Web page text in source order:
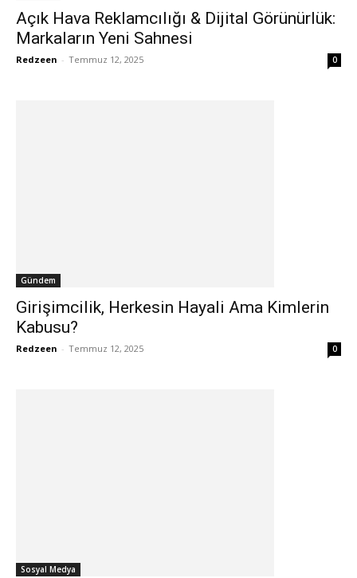
Açık Hava Reklamcılığı & Dijital Görünürlük:
Markaların Yeni Sahnesi
Redzeen - Temmuz 12, 2025 0
Gündem
Girişimcilik, Herkesin Hayali Ama Kimlerin
Kabusu?
Redzeen - Temmuz 12, 2025 0
Sosyal Medya